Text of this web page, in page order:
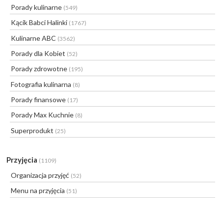
Porady kulinarne (549)
Kącik Babci Halinki (1767)
Kulinarne ABC (3562)
Porady dla Kobiet (52)
Porady zdrowotne (195)
Fotografia kulinarna (8)
Porady finansowe (17)
Porady Max Kuchnie (8)
Superprodukt (25)
Przyjęcia (1109)
Organizacja przyjęć (52)
Menu na przyjęcia (51)